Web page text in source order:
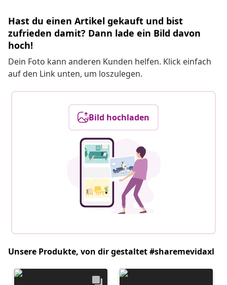
Hast du einen Artikel gekauft und bist
zufrieden damit? Dann lade ein Bild davon
hoch!
Dein Foto kann anderen Kunden helfen. Klick einfach
auf den Link unten, um loszulegen.
Bild hochladen
Unsere Produkte, von dir gestaltet #sharemevidaxl